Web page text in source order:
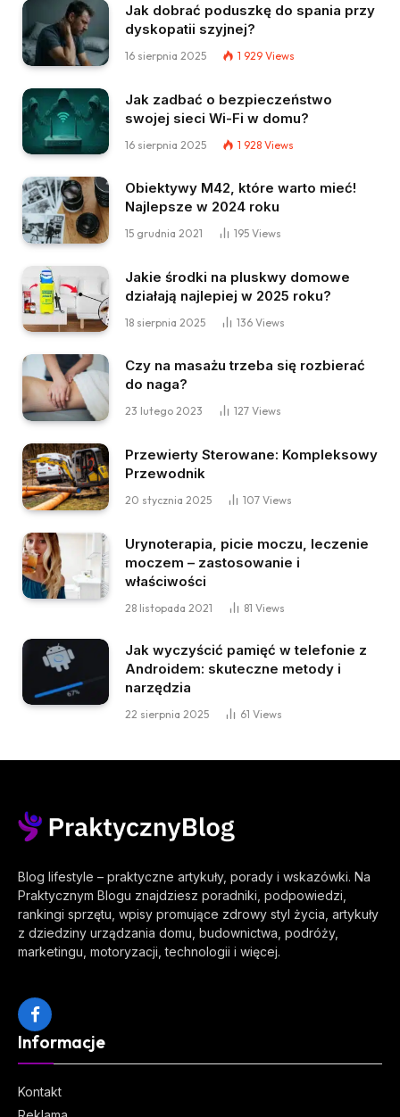
Jak dobrać poduszkę do spania przy
dyskopatii szyjnej?
16 sierpnia 2025 1 929 Views
Jak zadbać o bezpieczeństwo
swojej sieci Wi-Fi w domu?
16 sierpnia 2025 1 928 Views
Obiektywy M42, które warto mieć!
Najlepsze w 2024 roku
15 grudnia 2021 195 Views
Jakie środki na pluskwy domowe
działają najlepiej w 2025 roku?
18 sierpnia 2025 136 Views
Czy na masażu trzeba się rozbierać
do naga?
23 lutego 2023 127 Views
Przewierty Sterowane: Kompleksowy
Przewodnik
20 stycznia 2025 107 Views
Urynoterapia, picie moczu, leczenie
moczem – zastosowanie i
właściwości
28 listopada 2021 81 Views
Jak wyczyścić pamięć w telefonie z
Androidem: skuteczne metody i
narzędzia
22 sierpnia 2025 61 Views
Blog lifestyle – praktyczne artykuły, porady i wskazówki. Na
Praktycznym Blogu znajdziesz poradniki, podpowiedzi,
rankingi sprzętu, wpisy promujące zdrowy styl życia, artykuły
z dziedziny urządzania domu, budownictwa, podróży,
marketingu, motoryzacji, technologii i więcej.
Facebook
Informacje
Kontakt